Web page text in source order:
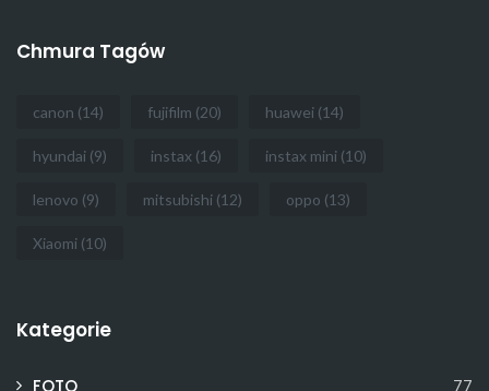
Chmura Tagów
canon (14) fujifilm (20) huawei (14)
hyundai (9) instax (16) instax mini (10)
lenovo (9) mitsubishi (12) oppo (13)
Xiaomi (10)
Kategorie
FOTO 77